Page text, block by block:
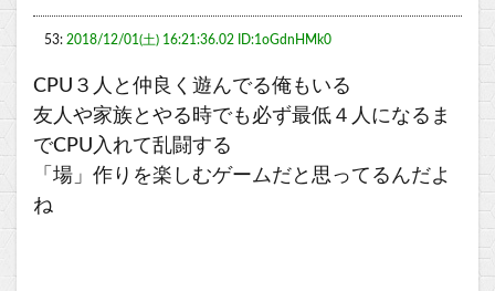
53: 2018/12/01(土) 16:21:36.02 ID:1oGdnHMk0
CPU３人と仲良く遊んでる俺もいる
友人や家族とやる時でも必ず最低４人になるま
でCPU入れて乱闘する
「場」作りを楽しむゲームだと思ってるんだよ
ね